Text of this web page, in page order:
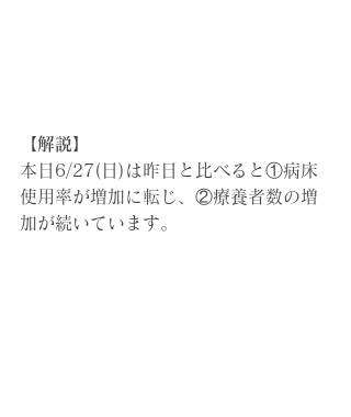
【解説】
本日6/27(日)は昨日と比べると①病床
使用率が増加に転じ、②療養者数の増
加が続いています。